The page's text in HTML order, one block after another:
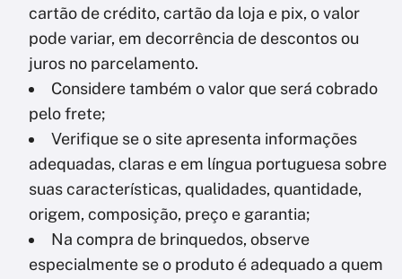
cartão de crédito, cartão da loja e pix, o valor
pode variar, em decorrência de descontos ou
juros no parcelamento.
Considere também o valor que será cobrado
pelo frete;
Verifique se o site apresenta informações
adequadas, claras e em língua portuguesa sobre
suas características, qualidades, quantidade,
origem, composição, preço e garantia;
Na compra de brinquedos, observe
especialmente se o produto é adequado a quem